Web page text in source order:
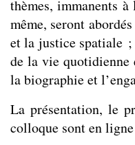
thèmes, immanents
même, seront
et la justice spatiale
de la vie
la biographie et
La présentation, le
colloque sont en